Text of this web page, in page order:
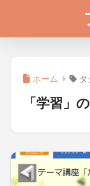
ホーム タ
「学習」